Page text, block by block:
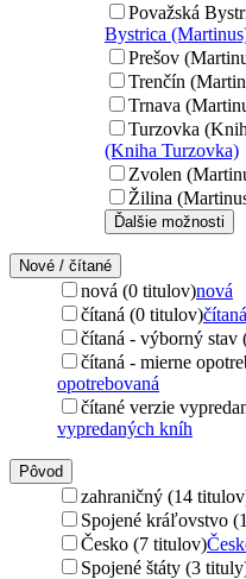
Považská
Bystrica
Prešov
Trenčín
Trnava
Turzovka
(Kniha Turzovka)
Zvolen
Žilina
Ďalšie možnosti
Nové / čítané
nová (0 titulov)nová
čítaná (0 titulov)čítaná
čítaná - výborný stav
čítaná - mierne
opotrebovaná
čítané verzie
vypredaných kníh
Pôvod
zahraničný (14
Spojené kráľovstvo
Česko (7 titulov)
Spojené štáty (3